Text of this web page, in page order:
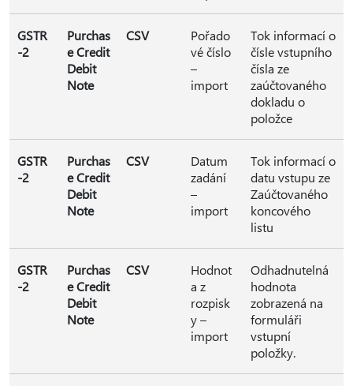
GSTR
-2
Purchas
e Credit
Debit
Note
CSV
Pořado
vé číslo
–
import
Tok informací o
čísle vstupního
čísla ze
zaúčtovaného
dokladu o
položce
GSTR
-2
Purchas
e Credit
Debit
Note
CSV
Datum
zadání
–
import
Tok informací o
datu vstupu ze
Zaúčtovaného
koncového
listu
GSTR
-2
Purchas
e Credit
Debit
Note
CSV
Hodnot
a z
rozpisk
y –
import
Odhadnutelná
hodnota
zobrazená na
formuláři
vstupní
položky.